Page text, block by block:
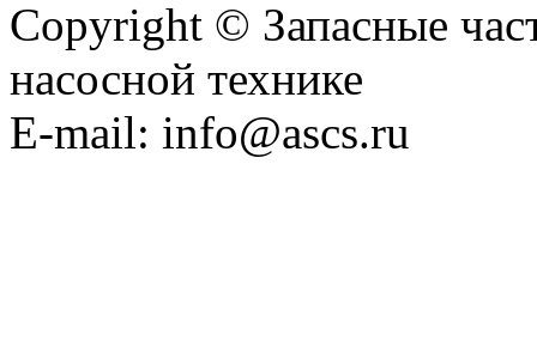
Copyright © Запасные
насосной технике
E-mail: info@ascs.ru